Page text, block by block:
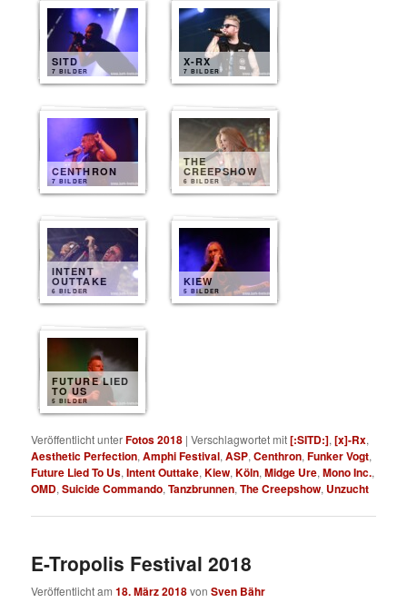
SITD
7 BILDER
X-RX
7 BILDER
CENTHRON
7 BILDER
THE
CREEPSHOW
6 BILDER
INTENT
OUTTAKE
6 BILDER
KIEW
5 BILDER
FUTURE LIED
TO US
5 BILDER
Veröffentlicht unterFotos 2018 |Verschlagwortet mit[:SITD:],[x]-Rx,
Aesthetic Perfection,Amphi Festival,ASP,Centhron,Funker Vogt,
Future Lied To Us,Intent Outtake,Kiew,Köln,Midge Ure,Mono Inc.,
OMD,Suicide Commando,Tanzbrunnen,The Creepshow, Unzucht
E-Tropolis Festival 2018
Veröffentlicht am18. März 2018vonSven Bähr